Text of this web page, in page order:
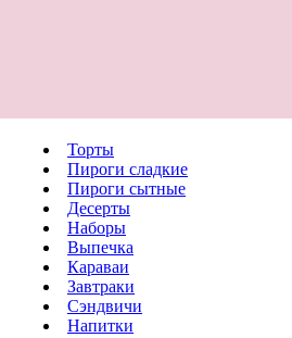
Торты
Пироги сладкие
Пироги сытные
Десерты
Наборы
Выпечка
Караваи
Завтраки
Сэндвичи
Напитки